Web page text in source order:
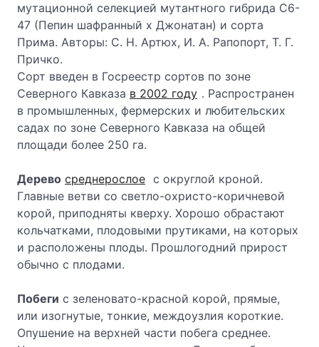
мутационной селекцией мутантного гибрида С6-
47 (Пепин шафранный х Джонатан) и сорта
Прима. Авторы: С. Н. Артюх, И. А. Рапопорт, Т. Г.
Причко.
Сорт введен в Госреестр сортов по зоне
Северного Кавказа в 2002 году . Распространен
в промышленных, фермерских и любительских
садах по зоне Северного Кавказа на общей
площади более 250 га.
Дерево среднерослое с округлой кроной.
Главные ветви со светло-охристо-коричневой
корой, приподняты кверху. Хорошо обрастают
кольчатками, плодовыми прутиками, на которых
и расположены плоды. Прошлогодний прирост
обычно с плодами.
Побеги с зеленовато-красной корой, прямые,
или изогнутые, тонкие, междоузлия короткие.
Опушение на верхней части побега среднее.